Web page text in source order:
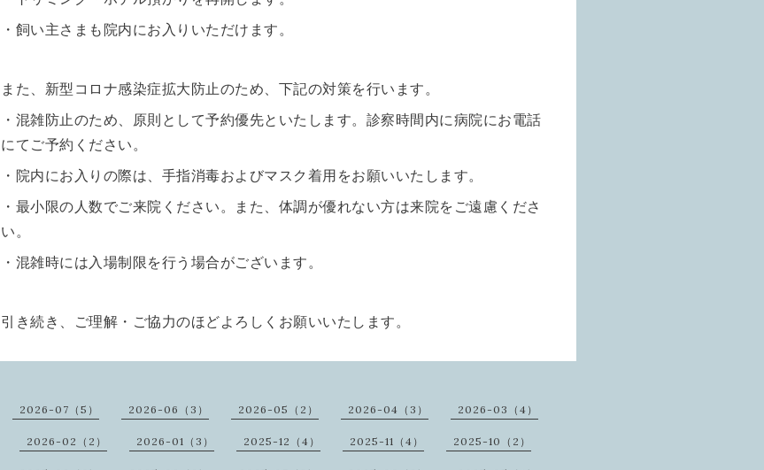
・飼い主さまも院内にお入りいただけます。
また、新型コロナ感染症拡大防止のため、下記の対策を行います。
・混雑防止のため、原則として予約優先といたします。診察時間内に病院にお電話
にてご予約ください。
・院内にお入りの際は、手指消毒およびマスク着用をお願いいたします。
・最小限の人数でご来院ください。また、体調が優れない方は来院をご遠慮くださ
い。
・混雑時には入場制限を行う場合がございます。
引き続き、ご理解・ご協力のほどよろしくお願いいたします。
2026-07（5） 2026-06（3） 2026-05（2） 2026-04（3） 2026-03（4）
2026-02（2） 2026-01（3） 2025-12（4） 2025-11（4） 2025-10（2）